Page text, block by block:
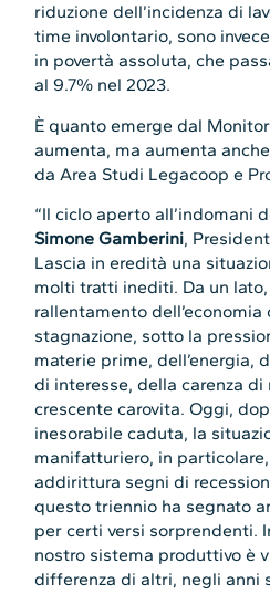
riduzione dell’incidenza di
time involontario, sono
in povertà assoluta, che
al 9.7% nel 2023.
È quanto emerge dal Monitor
aumenta, ma aumenta
da Area Studi Legacoop e
“Il ciclo aperto all’indomani
Simone Gamberini,
Lascia in eredità una
molti tratti inediti. Da un
rallentamento
stagnazione, sotto la
materie prime, dell’energia,
di interesse, della carenza
crescente carovita. Oggi,
inesorabile caduta, la
manifatturiero, in
addirittura segni di
questo triennio ha segnato
per certi versi sorprendenti.
nostro sistema produttivo è
differenza di altri, negli anni